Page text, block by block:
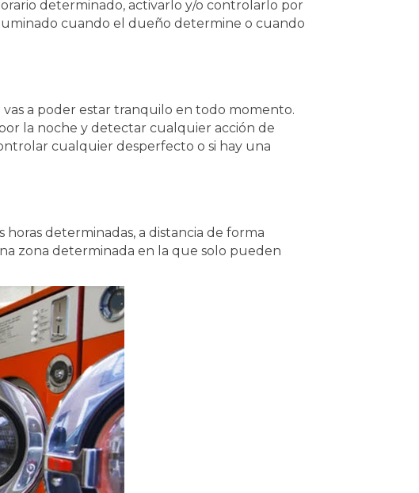
determinado, activarlo y/o controlarlo por
cuando el dueño determine o cuando
vas a poder estar tranquilo en todo momento.
la noche y detectar cualquier acción de
cualquier desperfecto o si hay una
determinadas, a distancia de forma
zona determinada en la que solo pueden